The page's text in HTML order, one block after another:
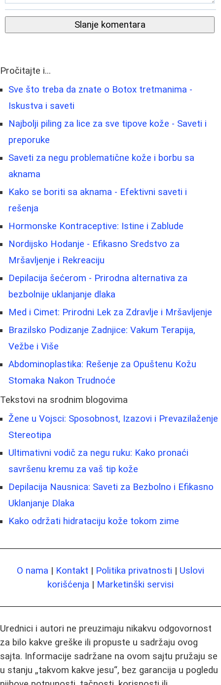
Slanje komentara
Pročitajte i...
Sve što treba da znate o Botox tretmanima -
Iskustva i saveti
Najbolji piling za lice za sve tipove kože - Saveti i
preporuke
Saveti za negu problematične kože i borbu sa
aknama
Kako se boriti sa aknama - Efektivni saveti i
rešenja
Hormonske Kontraceptive: Istine i Zablude
Nordijsko Hodanje - Efikasno Sredstvo za
Mršavljenje i Rekreaciju
Depilacija šećerom - Prirodna alternativa za
bezbolnije uklanjanje dlaka
Med i Cimet: Prirodni Lek za Zdravlje i Mršavljenje
Brazilsko Podizanje Zadnjice: Vakum Terapija,
Vežbe i Više
Abdominoplastika: Rešenje za Opuštenu Kožu
Stomaka Nakon Trudnoće
Tekstovi na srodnim blogovima
Žene u Vojsci: Sposobnost, Izazovi i Prevazilaženje
Stereotipa
Ultimativni vodič za negu ruku: Kako pronaći
savršenu kremu za vaš tip kože
Depilacija Nausnica: Saveti za Bezbolno i Efikasno
Uklanjanje Dlaka
Kako održati hidrataciju kože tokom zime
O nama | Kontakt | Politika privatnosti | Uslovi
korišćenja | Marketinški servisi
Urednici i autori ne preuzimaju nikakvu odgovornost
za bilo kakve greške ili propuste u sadržaju ovog
sajta. Informacije sadržane na ovom sajtu pružaju se
u stanju „takvom kakve jesu“, bez garancija u pogledu